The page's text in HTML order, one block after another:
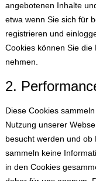
angebotenen Inhalte
etwa wenn Sie sich für
registrieren und
Cookies können Sie die
nehmen.
2.
Diese Cookies
Nutzung unserer
besucht werden und
sammeln keine
in den Cookies